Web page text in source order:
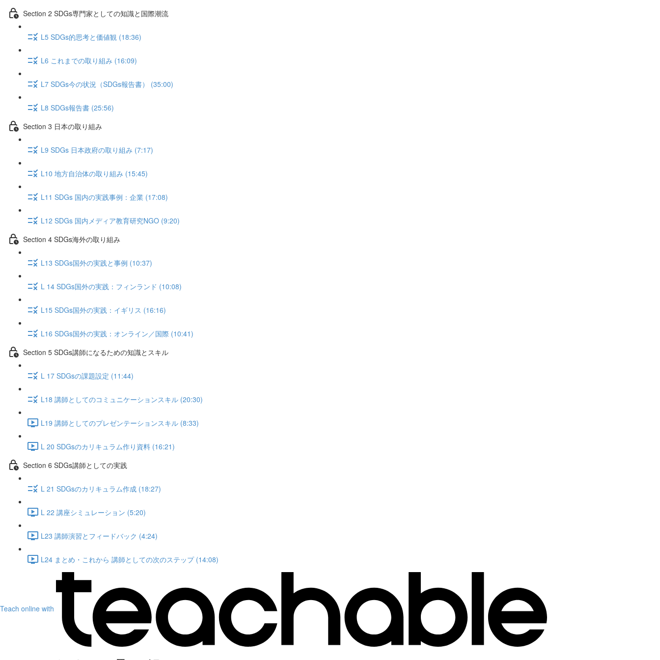
Section 2 SDGs専門家としての知識と国際潮流
L5 SDGs的思考と価値観 (18:36)
L6 これまでの取り組み (16:09)
L7 SDGs今の状況（SDGs報告書） (35:00)
L8 SDGs報告書 (25:56)
Section 3 日本の取り組み
L9 SDGs 日本政府の取り組み (7:17)
L10 地方自治体の取り組み (15:45)
L11 SDGs 国内の実践事例：企業 (17:08)
L12 SDGs 国内メディア教育研究NGO (9:20)
Section 4 SDGs海外の取り組み
L13 SDGs国外の実践と事例 (10:37)
L 14 SDGs国外の実践：フィンランド (10:08)
L15 SDGs国外の実践：イギリス (16:16)
L16 SDGs国外の実践：オンライン／国際 (10:41)
Section 5 SDGs講師になるための知識とスキル
L 17 SDGsの課題設定 (11:44)
L18 講師としてのコミュニケーションスキル (20:30)
L19 講師としてのプレゼンテーションスキル (8:33)
L 20 SDGsのカリキュラム作り資料 (16:21)
Section 6 SDGs講師としての実践
L 21 SDGsのカリキュラム作成 (18:27)
L 22 講座シミュレーション (5:20)
L23 講師演習とフィードバック (4:24)
L24 まとめ・これから 講師としての次のステップ (14:08)
Teach online with